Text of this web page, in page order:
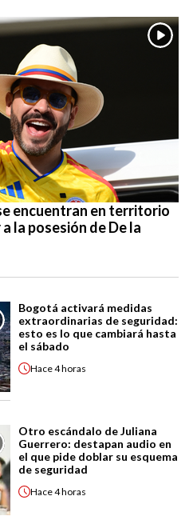
encuentran en territorio
la posesión de De la
Bogotá activará medidas
extraordinarias de seguridad:
esto es lo que cambiará hasta
el sábado
Hace4 horas
Otro escándalo de Juliana
Guerrero: destapan audio en
el que pide doblar su esquema
de seguridad
Hace4 horas